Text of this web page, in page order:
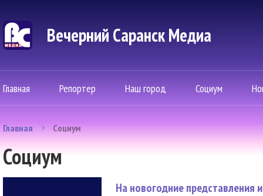
Вечерний Саранск Mедиа
Главная Репортер Наш город Социум
Главная Социум
Социум
На новогодние представления